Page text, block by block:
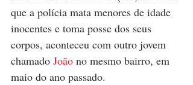
que a polícia mata menores de idade
inocentes e toma posse dos seus
corpos, aconteceu com outro jovem
chamado João no mesmo bairro, em
maio do ano passado.